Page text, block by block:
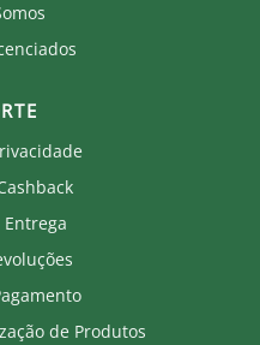
de Produtos